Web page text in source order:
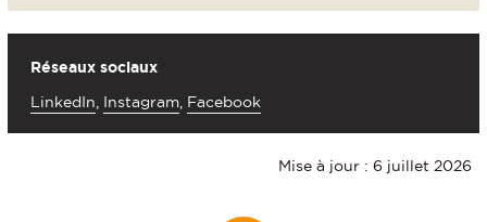
Réseaux sociaux
LinkedIn Instagram Facebook
Mise à jour : 6 juillet 2026